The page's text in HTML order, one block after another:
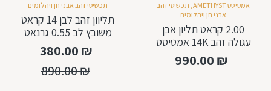
אמטיסט AMETHYST , תכשיטי זהב
אבני חן ויהלומים
2.00 קראט תליון אבן
עגולה זהב 14K אמטיסט
טבעי אמיתי
990.00 ₪
תכשיטי זהב אבני חן ויהלומים
תליוון זהב לבן 14 קראט
משובץ לב 0.55 גרנאט
טבעי
890.00₪
380.00 ₪